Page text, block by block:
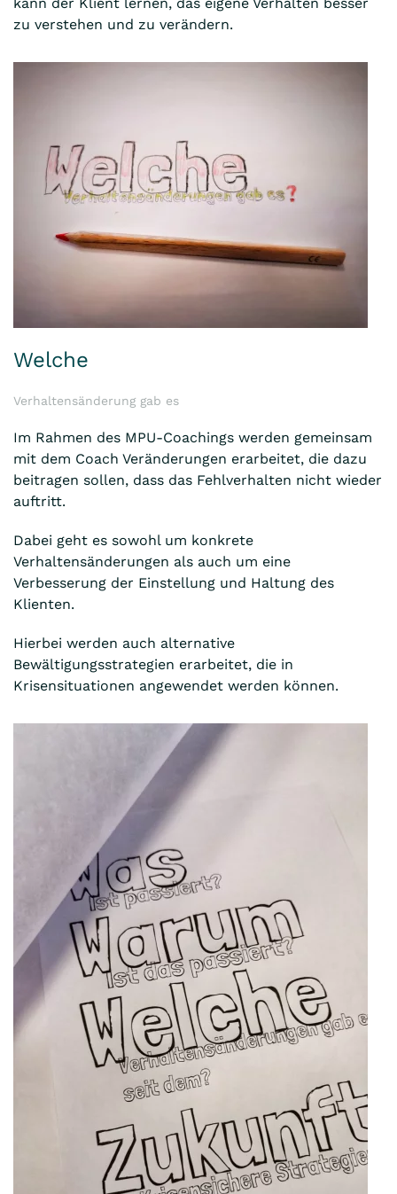
zu verstehen und zu verändern.
Welche
Verhaltensänderung gab es
Im Rahmen des MPU-Coachings werden gemeinsam
mit dem Coach Veränderungen erarbeitet, die dazu
beitragen sollen, dass das Fehlverhalten nicht wieder
auftritt.
Dabei geht es sowohl um konkrete
Verhaltensänderungen als auch um eine
Verbesserung der Einstellung und Haltung des
Klienten.
Hierbei werden auch alternative
Bewältigungsstrategien erarbeitet, die in
Krisensituationen angewendet werden können.